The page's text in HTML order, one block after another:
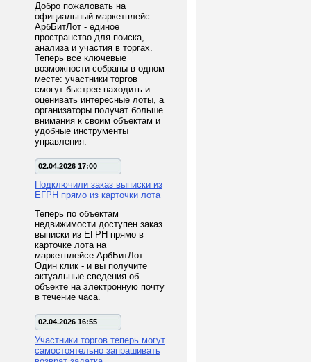
Добро пожаловать на
официальный маркетплейс
АрбБитЛот - единое
пространство для поиска,
анализа и участия в торгах.
Теперь все ключевые
возможности собраны в одном
месте: участники торгов
смогут быстрее находить и
оценивать интересные лоты, а
организаторы получат больше
внимания к своим объектам и
удобные инструменты
управления.
02.04.2026 17:00
Подключили заказ выписки из
ЕГРН прямо из карточки лота
Теперь по объектам
недвижимости доступен заказ
выписки из ЕГРН прямо в
карточке лота на
маркетплейсе АрбБитЛот
Один клик - и вы получите
актуальные сведения об
объекте на электронную почту
в течение часа.
02.04.2026 16:55
Участники торгов теперь могут
самостоятельно запрашивать